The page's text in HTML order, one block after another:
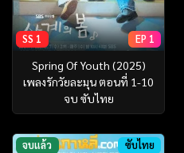
SS 1 EP 1
Spring Of Youth (2025)
เพลงรักวัยละมุน ตอนที่ 1-10
จบ ซับไทย
จบแล้ว ซับไทย